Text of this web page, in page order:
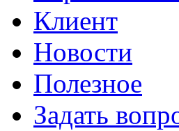
Клиент
Новости
Полезное
Задать